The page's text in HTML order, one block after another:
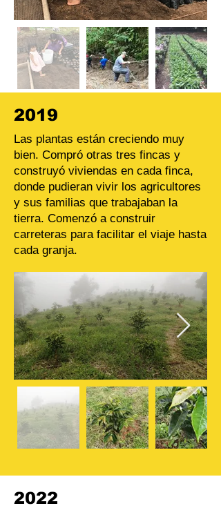
2019
Las plantas están creciendo muy
bien. Compró otras tres fincas y
construyó viviendas en cada finca,
donde pudieran vivir los agricultores
y sus familias que trabajaban la
tierra. Comenzó a construir
carreteras para facilitar el viaje hasta
cada granja.
2022